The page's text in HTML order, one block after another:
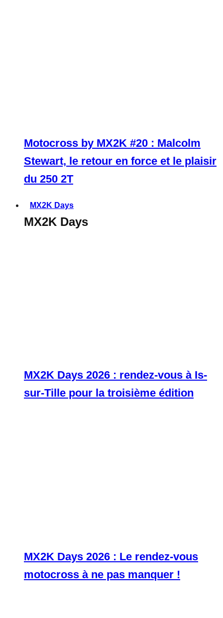
Motocross by MX2K #20 : Malcolm
Stewart, le retour en force et le plaisir
du 250 2T
MX2K Days
MX2K Days
MX2K Days 2026 : rendez-vous à Is-
sur-Tille pour la troisième édition
MX2K Days 2026 : Le rendez-vous
motocross à ne pas manquer !